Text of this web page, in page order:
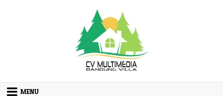
MENU